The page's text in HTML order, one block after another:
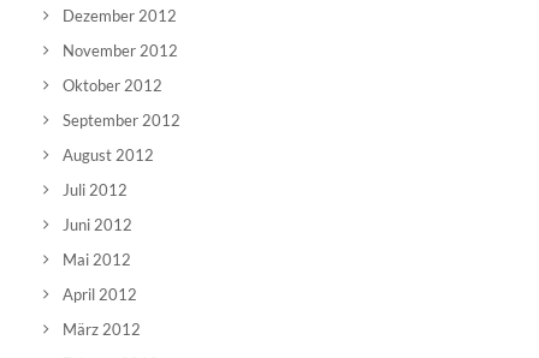
Dezember 2012
November 2012
Oktober 2012
September 2012
August 2012
Juli 2012
Juni 2012
Mai 2012
April 2012
März 2012